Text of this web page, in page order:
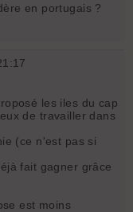
en portugais ?
les iles du cap
de travailler dans
(ce n'est pas si
fait gagner grâce
est moins